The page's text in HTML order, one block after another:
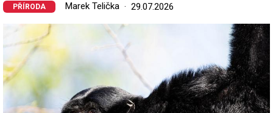
PŘÍRODA Marek Telička 29.07.2026
Image